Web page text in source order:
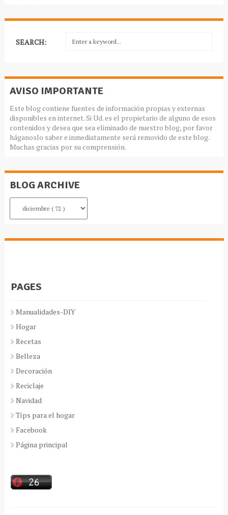
SEARCH:
AVISO IMPORTANTE
Este blog contiene fuentes de información propias y externas
disponibles en internet. Si Ud. es el propietario de alguno de esos
contenidos y desea que sea eliminado de nuestro blog, por favor
háganoslo saber e inmediatamente será removido de este blog.
Muchas gracias por su comprensión.
BLOG ARCHIVE
PAGES
Manualidades-DIY
Hogar
Recetas
Belleza
Decoración
Reciclaje
Navidad
Típs para el hogar
Facebook
Página principal